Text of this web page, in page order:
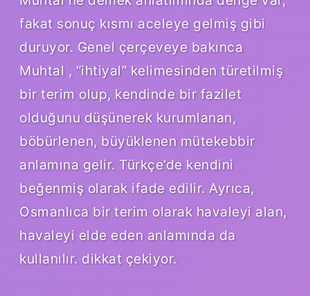
fakat sonuç kısmı aceleye gelmiş gibi
duruyor. Genel çerçeveye bakınca
Muhtal , “ihtiyal” kelimesinden türetilmiş
bir terim olup, kendinde bir fazilet
olduğunu düşünerek kurumlanan,
böbürlenen, büyüklenen mütekebbir
anlamına gelir. Türkçe’de kendini
beğenmiş olarak ifade edilir. Ayrıca,
Osmanlıca bir terim olarak havaleyi alan,
havaleyi elde eden anlamında da
kullanılır. dikkat çekiyor.